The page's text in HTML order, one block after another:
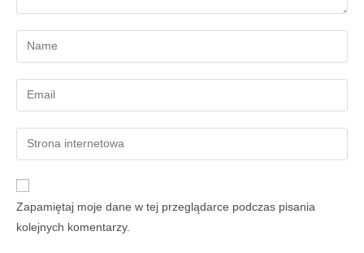
Zapamiętaj moje dane w tej przeglądarce podczas pisania
kolejnych komentarzy.